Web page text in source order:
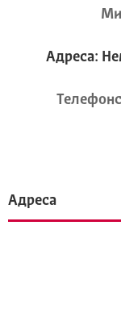
Адреса:
Адреса